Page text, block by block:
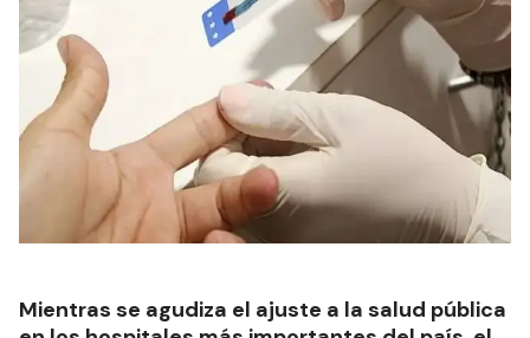
Mientras se agudiza el ajuste a la salud pública